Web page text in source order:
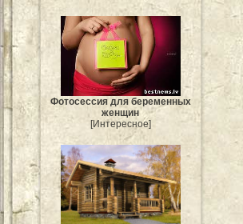
Фотосессия для беременных
женщин
[Интересное]